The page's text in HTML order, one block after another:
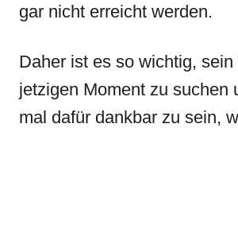
gar nicht erreicht werden.
Daher ist es so wichtig, sein
jetzigen Moment zu suchen
mal dafür dankbar zu sein,